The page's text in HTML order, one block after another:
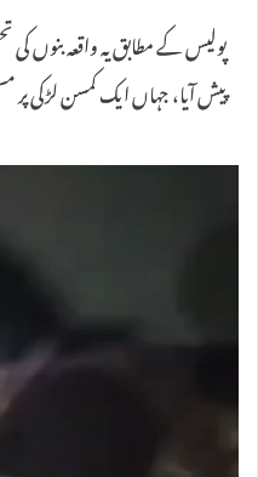
پولیس کے مطابق یہ واقعہ بنوں
پیش آیا، جہاں ایک کمسن لڑکی پر
ویڈیو